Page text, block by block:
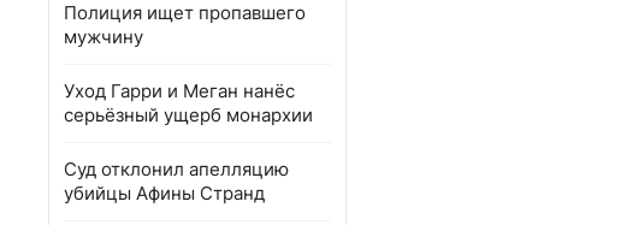
Полиция ищет пропавшего
мужчину
Уход Гарри и Меган нанёс
серьёзный ущерб монархии
Суд отклонил апелляцию
убийцы Афины Странд